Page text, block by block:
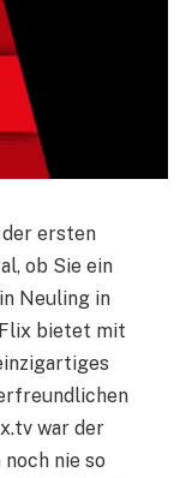
der ersten
ob Sie ein
Neuling in
bietet mit
war der
nie so